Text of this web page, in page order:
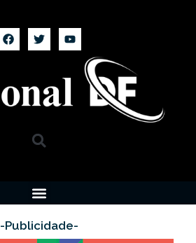
-Publicidade-